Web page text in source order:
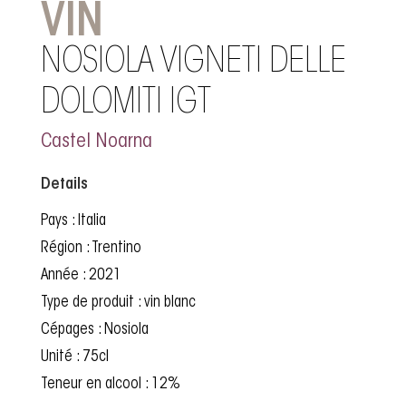
VIN
NOSIOLA VIGNETI DELLE
DOLOMITI IGT
Castel Noarna
Details
Pays : Italia
Région : Trentino
Année : 2021
Type de produit : vin blanc
Cépages : Nosiola
Unité : 75cl
Teneur en alcool : 12%